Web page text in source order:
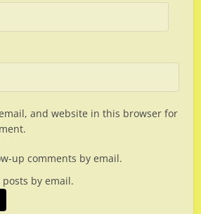
and website in this browser for
up comments by email.
by email.